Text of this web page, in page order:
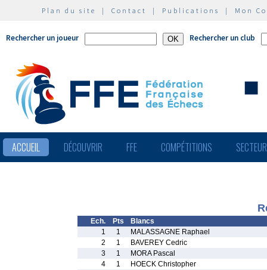
Plan du site | Contact | Publications | Mon
Rechercher un joueur Rechercher un club
ACCUEIL DÉCOUVRIR FFE COMPÉTITIONS
Ech. Pts
Blancs
1
1
MALASSAGNE Raphael
2
1
BAVEREY Cedric
3
1
MORA Pascal
4
1
HOECK Christopher